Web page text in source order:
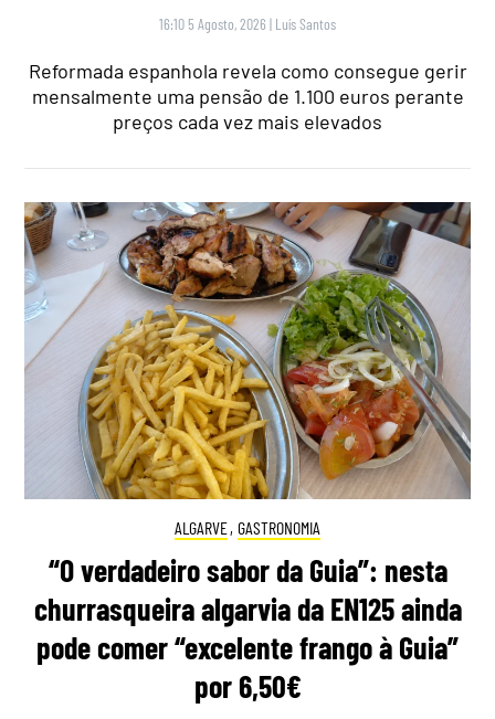
16:10 5 Agosto, 2026 | Luís Santos
Reformada espanhola revela como consegue gerir
mensalmente uma pensão de 1.100 euros perante
preços cada vez mais elevados
ALGARVE, GASTRONOMIA
“O verdadeiro sabor da Guia”: nesta
churrasqueira algarvia da EN125 ainda
pode comer “excelente frango à Guia”
por 6,50€